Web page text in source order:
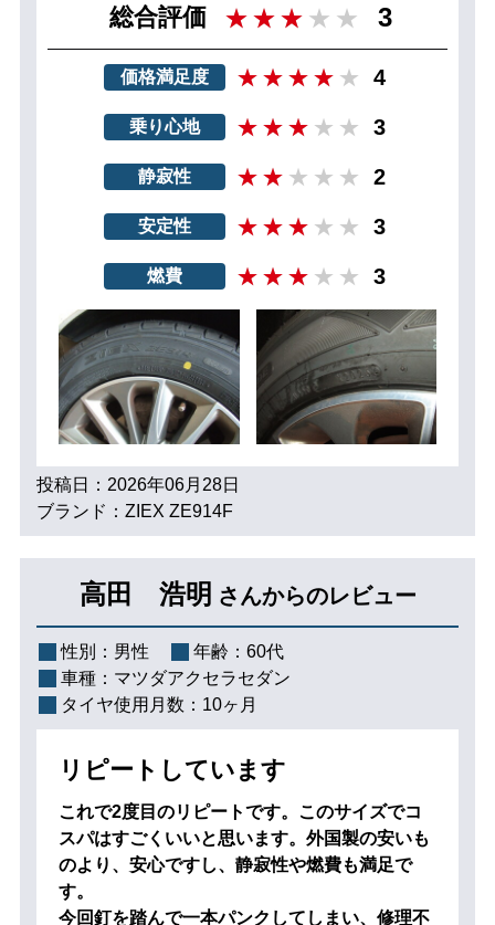
総合評価 3
価格満足度 4
乗り心地 3
静寂性 2
安定性 3
燃費 3
投稿日：2026年06月28日
ブランド：ZIEX ZE914F
高田 浩明 さんからのレビュー
性別： 男性 年齢： 60代
車種： マツダアクセラセダン
タイヤ使用月数： 10ヶ月
リピートしています
これで2度目のリピートです。このサイズでコ
スパはすごくいいと思います。外国製の安いも
のより、安心ですし、静寂性や燃費も満足で
す。
今回釘を踏んで一本パンクしてしまい、修理不